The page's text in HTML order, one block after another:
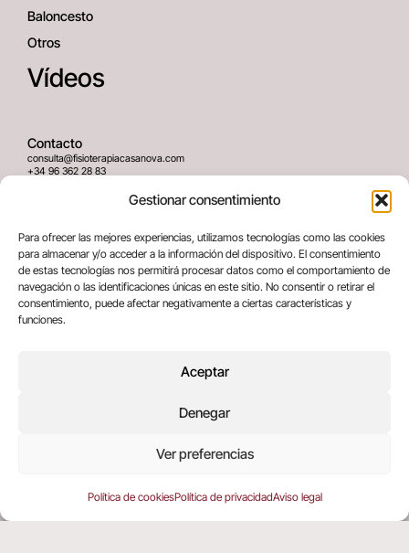
Gestionar consentimiento
Para ofrecer las mejores experiencias, utilizamos tecnologías como las cookies
para almacenar y/o acceder a la información del dispositivo. El consentimiento
de estas tecnologías nos permitirá procesar datos como el comportamiento de
navegación o las identificaciones únicas en este sitio. No consentir o retirar el
consentimiento, puede afectar negativamente a ciertas características y
funciones.
Aceptar
Denegar
Ver preferencias
Política de cookiesPolítica de privacidadAviso legal
Baloncesto
Otros
Vídeos
Contacto
consulta@fisioterapiacasanova.com
+34 96 362 28 83
Dirección
C/ Greses Nº12 (Bajo) 46020
Valencia, España
Términos legales